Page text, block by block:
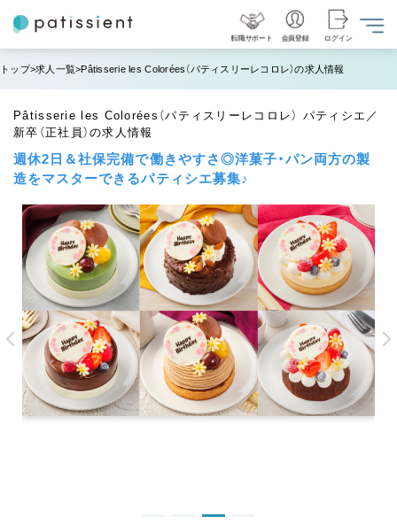
転職サポート 会員登録 ログイン
トップ 求人一覧 Pâtisserie les Colorées（パティスリーレコロレ）の求人情報
Pâtisserie les Colorées（パティスリーレコロレ） パティシエ／
新卒（正社員）の求人情報
週休2日＆社保完備で働きやすさ◎洋菓子・パン両方の製
造をマスターできるパティシエ募集♪